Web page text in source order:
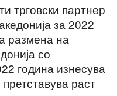
трговски партнер
за 2022
размена на
со
година изнесува
раст